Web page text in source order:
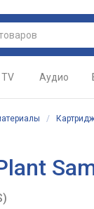
TV Аудио
/